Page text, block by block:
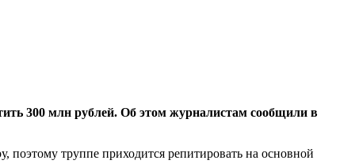
300 млн рублей. Об этом журналистам сообщили в
труппе приходится репитировать на основной